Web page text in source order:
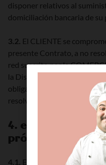
disponer relativos al
domiciliación bancaria de su
3.2. El CLIENTE se
presente Contrato, a no
red suscrito por la
la Distribuidora
obligación dará derecho a la
resolver este Contrato.
4. entrada en
prórroga
4.1. El presente Contrato